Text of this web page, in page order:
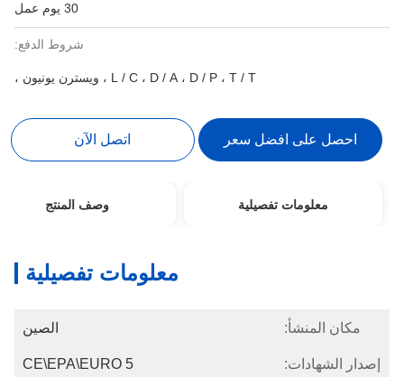
30 يوم عمل
شروط الدفع:
L / C ، D / A ، D / P ، T / T ، ويسترن يونيون ،
احصل على افضل سعر اتصل الآن
معلومات تفصيلية وصف المنتج
معلومات تفصيلية
مكان المنشأ: الصين
إصدار الشهادات: CE\EPA\EURO 5